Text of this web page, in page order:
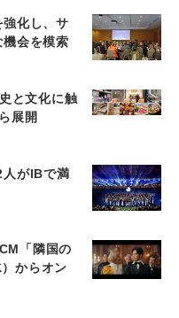
化し、サ
会を模索
と文化に触
展開
人がIBで満
「隣国の
からオン